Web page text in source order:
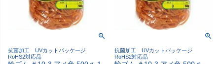
抗菌加工 UVカットパッケージ
RoHS2対応品
抗菌加工 UVカットパッケージ
RoHS2対応品